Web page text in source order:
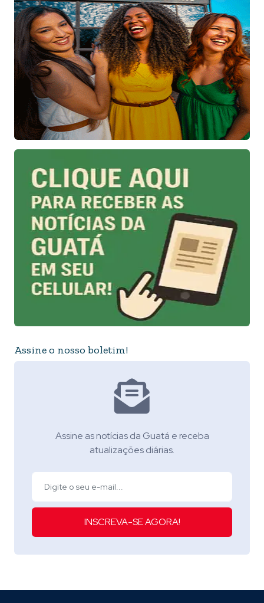
Assine o nosso boletim!
Assine as notícias da Guatá e receba
atualizações diárias.
INSCREVA-SE AGORA!